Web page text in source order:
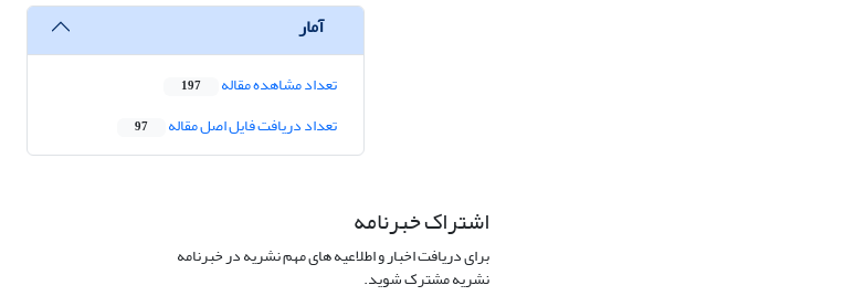
آمار
تعداد مشاهده مقاله 197
تعداد دریافت فایل اصل مقاله 97
اشتراک خبرنامه
برای دریافت اخبار و اطلاعیه های مهم نشریه در خبرنامه
نشریه مشترک شوید.